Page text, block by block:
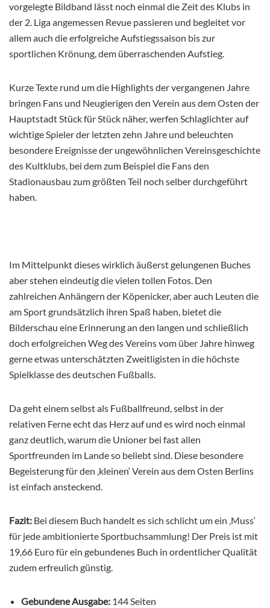
vorgelegte Bildband lässt noch einmal die Zeit des Klubs in
der 2. Liga angemessen Revue passieren und begleitet vor
allem auch die erfolgreiche Aufstiegssaison bis zur
sportlichen Krönung, dem überraschenden Aufstieg.
Kurze Texte rund um die Highlights der vergangenen Jahre
bringen Fans und Neugierigen den Verein aus dem Osten der
Hauptstadt Stück für Stück näher, werfen Schlaglichter auf
wichtige Spieler der letzten zehn Jahre und beleuchten
besondere Ereignisse der ungewöhnlichen Vereinsgeschichte
des Kultklubs, bei dem zum Beispiel die Fans den
Stadionausbau zum größten Teil noch selber durchgeführt
haben.
Im Mittelpunkt dieses wirklich äußerst gelungenen Buches
aber stehen eindeutig die vielen tollen Fotos. Den
zahlreichen Anhängern der Köpenicker, aber auch Leuten die
am Sport grundsätzlich ihren Spaß haben, bietet die
Bilderschau eine Erinnerung an den langen und schließlich
doch erfolgreichen Weg des Vereins vom über Jahre hinweg
gerne etwas unterschätzten Zweitligisten in die höchste
Spielklasse des deutschen Fußballs.
Da geht einem selbst als Fußballfreund, selbst in der
relativen Ferne echt das Herz auf und es wird noch einmal
ganz deutlich, warum die Unioner bei fast allen
Sportfreunden im Lande so beliebt sind. Diese besondere
Begeisterung für den ‚kleinen‘ Verein aus dem Osten Berlins
ist einfach ansteckend.
Fazit: Bei diesem Buch handelt es sich schlicht um ein ‚Muss‘
für jede ambitionierte Sportbuchsammlung! Der Preis ist mit
19,66 Euro für ein gebundenes Buch in ordentlicher Qualität
zudem erfreulich günstig.
Gebundene Ausgabe: 144 Seiten